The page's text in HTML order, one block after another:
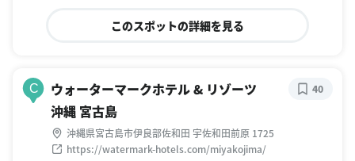
このスポットの詳細を見る
C
ウォーターマークホテル & リゾーツ
沖縄 宮古島
沖縄県宮古島市伊良部佐和田 宇佐和田前原 1725
https://watermark-hotels.com/miyakojima/
40